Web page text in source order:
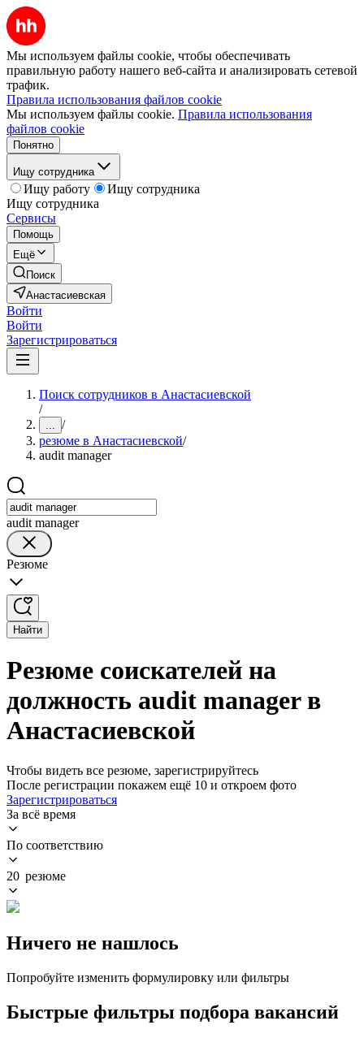
Мы используем файлы cookie, чтобы обеспечивать
правильную работу нашего веб-сайта и анализировать сетевой
трафик.
Правила использования файлов cookie
Мы используем файлы cookie. Правила использования
файлов cookie
Понятно
Ищу сотрудника
Ищу работу
Ищу сотрудника
Ищу сотрудника
Сервисы
Помощь
Ещё
Поиск
Анастасиевская
Войти
Войти
Зарегистрироваться
Поиск сотрудников в Анастасиевской
/
... /
резюме в Анастасиевской/
audit manager
audit manager
Резюме
Найти
Резюме соискателей на
должность audit manager в
Анастасиевской
Чтобы видеть все резюме, зарегистрируйтесь
После регистрации покажем ещё 10 и откроем фото
Зарегистрироваться
За всё время
По соответствию
20 резюме
Ничего не нашлось
Попробуйте изменить формулировку или фильтры
Быстрые фильтры подбора вакансий